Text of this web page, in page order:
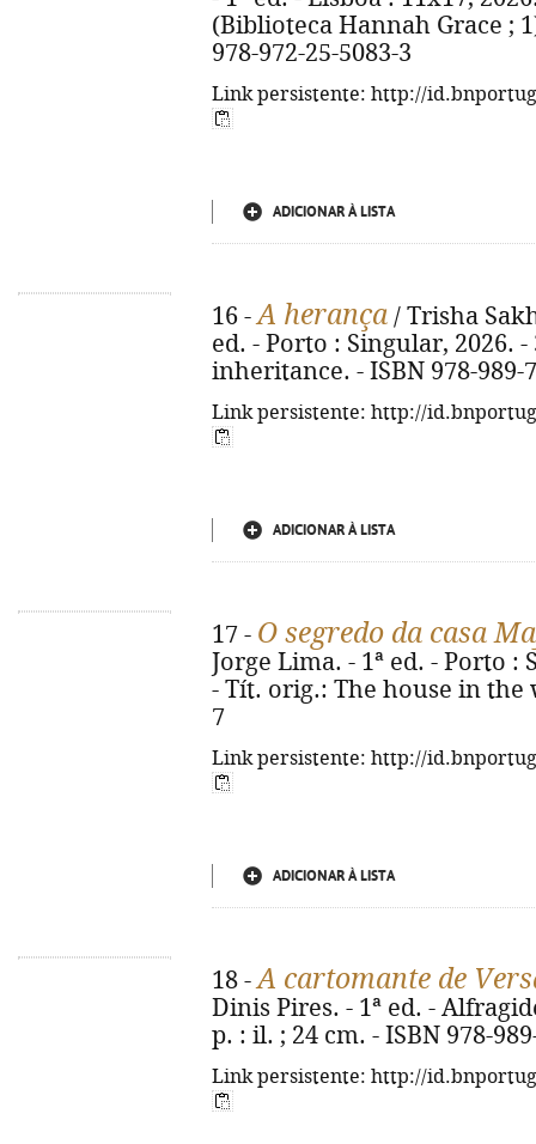
(Biblioteca Hannah Grace ;
978-972-25-5083-3
Link persistente: http://
ADICIONAR À LISTA
16 -A herança / Trisha
ed. - Porto : Singular, 2026.
inheritance. - ISBN 978-989-
Link persistente: http://
ADICIONAR À LISTA
17 - O segredo da casa
Jorge Lima. - 1ª ed. - Porto :
- Tít. orig.: The house in the
7
Link persistente: http://
ADICIONAR À LISTA
18 -A cartomante de
Dinis Pires. - 1ª ed. -
p. : il. ; 24 cm. - ISBN 978-
Link persistente: http://